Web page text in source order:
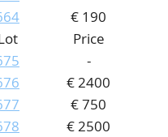
€ 190
Price
-
€ 2400
€ 750
€ 2500